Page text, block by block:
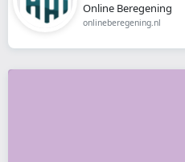
Online Beregening
onlineberegening.nl